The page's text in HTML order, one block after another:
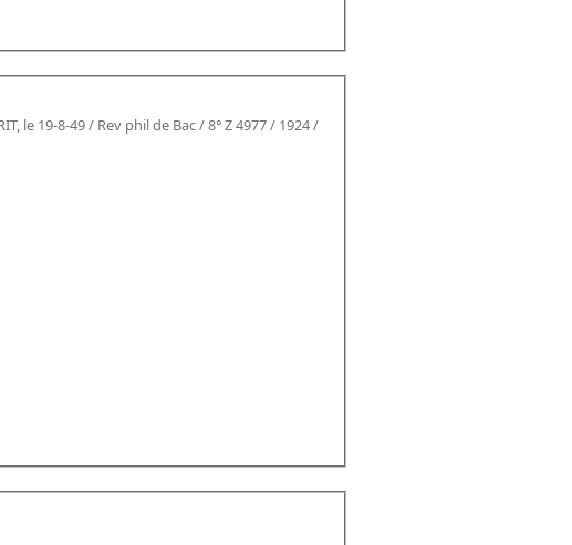
le 19-8-49 / Rev phil de Bac / 8° Z 4977 / 1924 /